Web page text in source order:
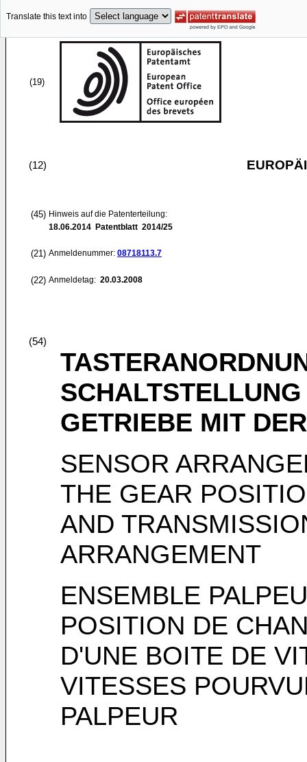
Translate this text into
(19)
(12)
(45) Hinweis auf die Patenterteilung:
18.06.2014 Patentblatt 2014/25
(21) Anmeldenummer: 08718113.7
(22) Anmeldetag: 20.03.2008
(54)
GETRIEBE MIT
SENSOR
THE GEAR
AND
ARRANGEMENT
ENSEMBLE
POSITION DE
D'UNE BOITE DE
VITESSES
PALPEUR